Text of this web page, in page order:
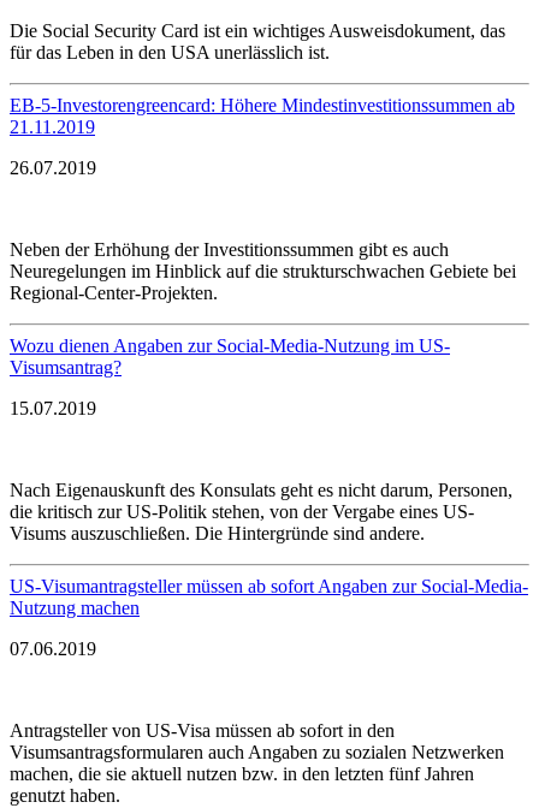
Die Social Security Card ist ein wichtiges Ausweisdokument, das
für das Leben in den USA unerlässlich ist.
EB-5-Investorengreencard: Höhere Mindestinvestitionssummen ab
21.11.2019
26.07.2019
Neben der Erhöhung der Investitionssummen gibt es auch
Neuregelungen im Hinblick auf die strukturschwachen Gebiete bei
Regional-Center-Projekten.
Wozu dienen Angaben zur Social-Media-Nutzung im US-
Visumsantrag?
15.07.2019
Nach Eigenauskunft des Konsulats geht es nicht darum, Personen,
die kritisch zur US-Politik stehen, von der Vergabe eines US-
Visums auszuschließen. Die Hintergründe sind andere.
US-Visumantragsteller müssen ab sofort Angaben zur Social-Media-
Nutzung machen
07.06.2019
Antragsteller von US-Visa müssen ab sofort in den
Visumsantragsformularen auch Angaben zu sozialen Netzwerken
machen, die sie aktuell nutzen bzw. in den letzten fünf Jahren
genutzt haben.